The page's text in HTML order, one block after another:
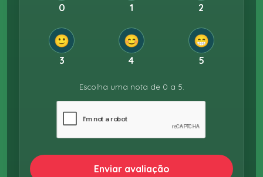
0 1 2
🙂
3
😊
4
😁
5
Escolha uma nota de 0 a 5.
Enviar avaliação